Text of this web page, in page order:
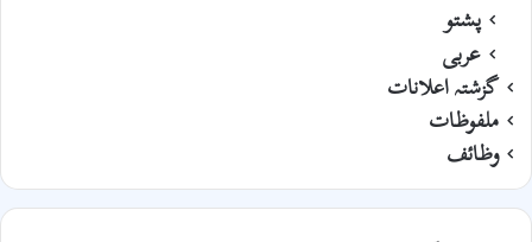
پشتو
عربی
گزشتہ اعلانات
ملفوظات
وظائف